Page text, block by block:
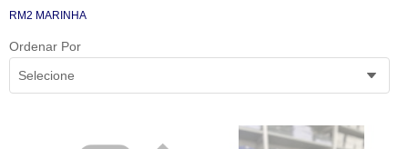
RM2 MARINHA
Ordenar Por
Selecione